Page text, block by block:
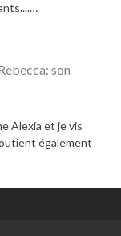
son
Alexia et je vis
également